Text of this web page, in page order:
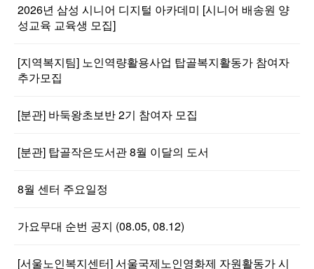
2026년 삼성 시니어 디지털 아카데미 [시니어 배송원 양
성교육 교육생 모집]
[지역복지팀] 노인역량활용사업 탑골복지활동가 참여자
추가모집
[분관] 바둑왕초보반 2기 참여자 모집
[분관] 탑골작은도서관 8월 이달의 도서
8월 센터 주요일정
가요무대 순번 공지 (08.05, 08.12)
[서울노인복지센터] 서울국제노인영화제 자원활동가 시